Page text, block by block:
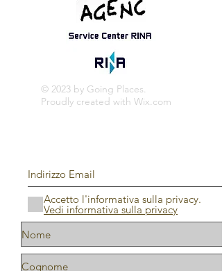
© 2023 by Going Places.
Proudly created with Wix.com
Accetto l'informativa sulla privacy.
Vedi informativa sulla privacy